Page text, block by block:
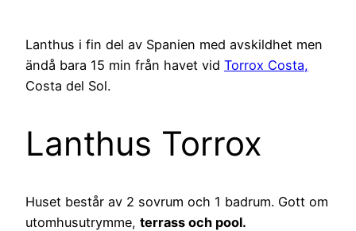
Lanthus i fin del av Spanien med avskildhet men
ändå bara 15 min från havet vid Torrox Costa,
Costa del Sol.
Lanthus Torrox
Huset består av 2 sovrum och 1 badrum. Gott om
utomhusutrymme, terrass och pool.